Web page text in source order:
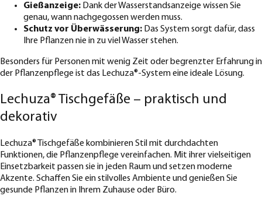
Gießanzeige: Dank der Wasserstandsanzeige wissen Sie
genau, wann nachgegossen werden muss.
Schutz vor Überwässerung: Das System sorgt dafür, dass
Ihre Pflanzen nie in zu viel Wasser stehen.
Besonders für Personen mit wenig Zeit oder begrenzter Erfahrung in
der Pflanzenpflege ist das Lechuza®-System eine ideale Lösung.
Lechuza® Tischgefäße – praktisch und
dekorativ
Lechuza® Tischgefäße kombinieren Stil mit durchdachten
Funktionen, die Pflanzenpflege vereinfachen. Mit ihrer vielseitigen
Einsetzbarkeit passen sie in jeden Raum und setzen moderne
Akzente. Schaffen Sie ein stilvolles Ambiente und genießen Sie
gesunde Pflanzen in Ihrem Zuhause oder Büro.